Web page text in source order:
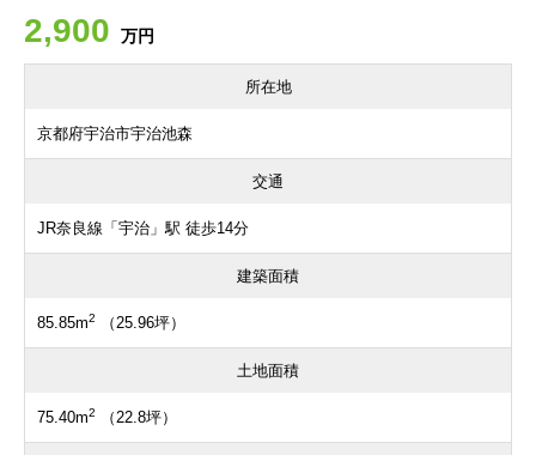
2,900 万円
所在地
京都府宇治市宇治池森
交通
JR奈良線「宇治」駅 徒歩14分
建築面積
85.85m2 （25.96坪）
土地面積
75.40m2 （22.8坪）